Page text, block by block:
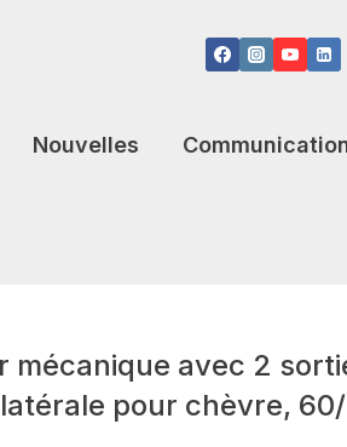
Nouvelles
mécanique avec 2
pour chèvre,